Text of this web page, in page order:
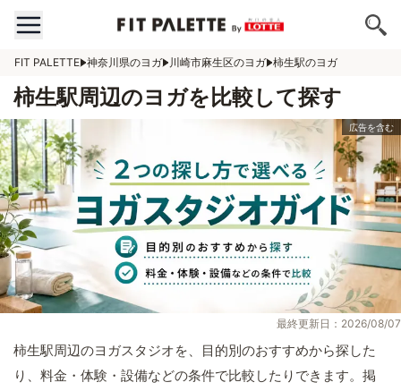
FIT PALETTE 神奈川県のヨガ 川崎市麻生区のヨガ 柿生駅のヨガ
柿生駅周辺のヨガを比較して探す
最終更新日：2026/08/07
柿生駅周辺のヨガスタジオを、目的別のおすすめから探した
り、料金・体験・設備などの条件で比較したりできます。掲